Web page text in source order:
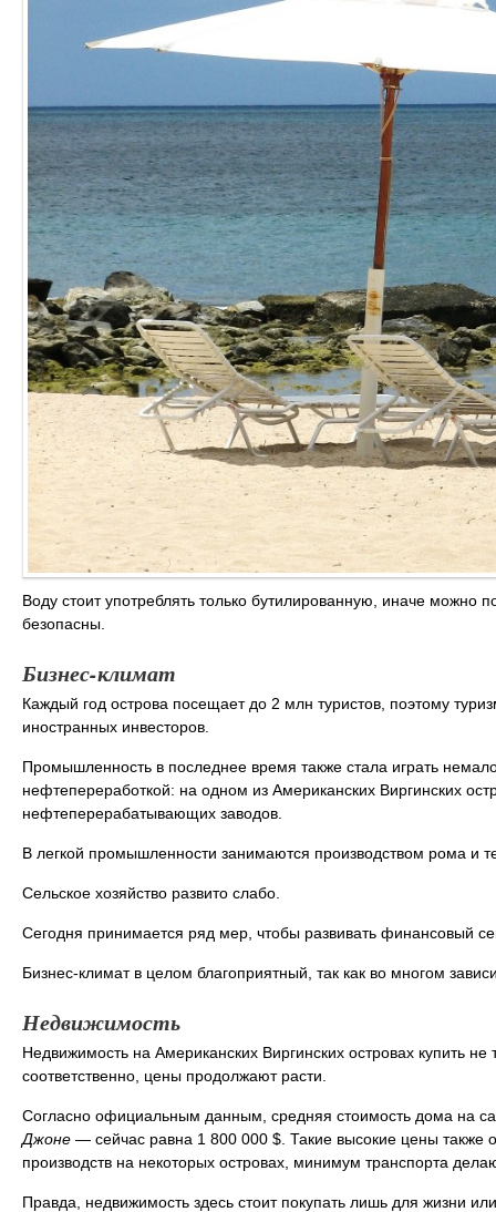
Воду стоит употреблять только бутилированную, иначе
безопасны.
Бизнес-климат
Каждый год острова посещает до 2 млн туристов, поэтому
иностранных инвесторов.
Промышленность в последнее время также стала играть
нефтепереработкой: на одном из Американских Виргинских
нефтеперерабатывающих заводов.
В легкой промышленности занимаются производством рома и
Сельское хозяйство развито слабо.
Сегодня принимается ряд мер, чтобы развивать финансовый
Бизнес-климат в целом благоприятный, так как во многом
Недвижимость
Недвижимость на Американских Виргинских островах купить
соответственно, цены продолжают расти.
Согласно официальным данным, средняя стоимость дома на
Джоне — сейчас равна 1 800 000 $. Такие высокие цены также
производств на некоторых островах, минимум транспорта
Правда, недвижимость здесь стоит покупать лишь для жизни